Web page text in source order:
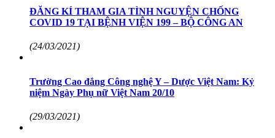
ĐĂNG KÍ THAM GIA TÌNH NGUYỆN CHỐNG
COVID 19 TẠI BỆNH VIỆN 199 – BỘ CÔNG AN
(24/03/2021)
Trường Cao đẳng Công nghệ Y – Dược Việt Nam: Kỷ
niệm Ngày Phụ nữ Việt Nam 20/10
(29/03/2021)